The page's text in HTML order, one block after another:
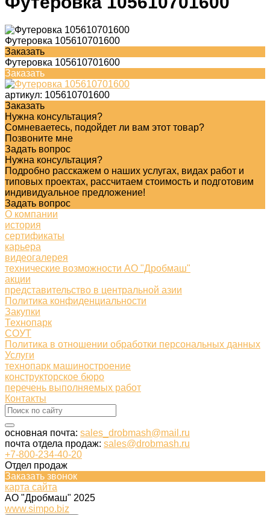
Футеровка 105610701600
Заказать
Футеровка 105610701600
Заказать
артикул: 105610701600
Заказать
Нужна консультация?
Сомневаетесь, подойдет ли вам этот товар?
Позвоните мне
Задать вопрос
Нужна консультация?
Подробно расскажем о наших услугах, видах работ и
типовых проектах, рассчитаем стоимость и подготовим
индивидуальное предложение!
Задать вопрос
О компании
история
сертификаты
карьера
видеогалерея
технические возможности АО "Дробмаш"
акции
представительство в центральной азии
Политика конфиденциальности
Закупки
Технопарк
СОУТ
Политика в отношении обработки персональных данных
Услуги
технопарк машиностроение
конструкторское бюро
перечень выполняемых работ
Контакты
основная почта: sales_drobmash@mail.ru
почта отдела продаж: sales@drobmash.ru
+7-800-234-40-20
Отдел продаж
Заказать звонок
карта сайта
АО "Дробмаш" 2025
www.simpo.biz